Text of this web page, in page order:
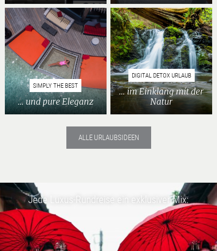
SIMPLY THE BEST
... und pure Eleganz
DIGITAL DETOX URLAUB
... im Einklang mit der
Natur
ALLE URLAUBSIDEEN
Jede Luxus-Rundreise ein exklusiver Mix: